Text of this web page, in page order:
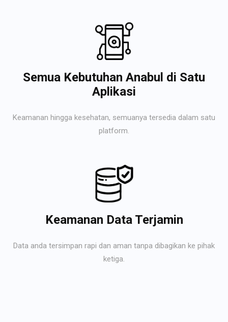
Semua Kebutuhan Anabul di Satu
Aplikasi
Keamanan hingga kesehatan, semuanya tersedia dalam satu
platform.
Keamanan Data Terjamin
Data anda tersimpan rapi dan aman tanpa dibagikan ke pihak
ketiga.